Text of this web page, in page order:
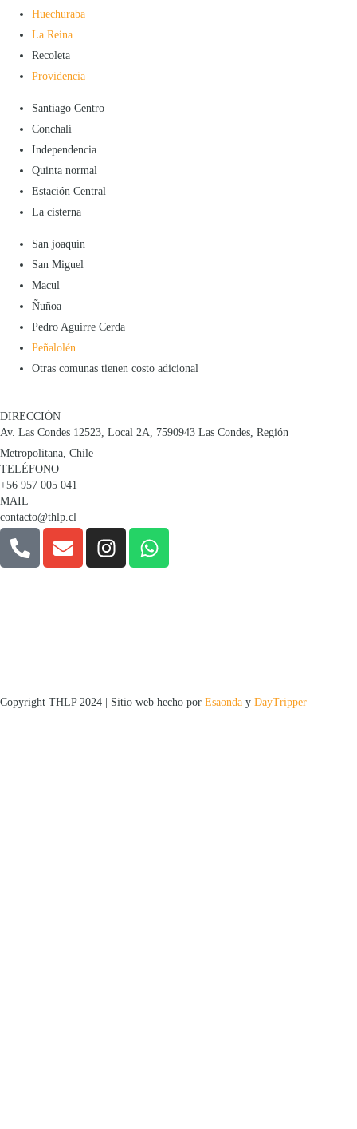
Huechuraba
La Reina
Recoleta
Providencia
Santiago Centro
Conchalí
Independencia
Quinta normal
Estación Central
La cisterna
San joaquín
San Miguel
Macul
Ñuñoa
Pedro Aguirre Cerda
Peñalolén
Otras comunas tienen costo adicional
DIRECCIÓN
Av. Las Condes 12523, Local 2A, 7590943 Las Condes, Región
Metropolitana, Chile
TELÉFONO
+56 957 005 041
MAIL
contacto@thlp.cl
Copyright THLP 2024 | Sitio web hecho por Esaonda y DayTripper